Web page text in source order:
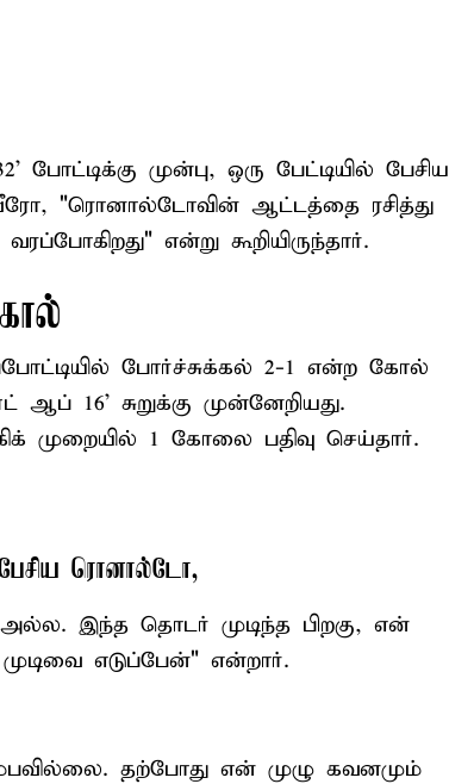
போட்டிக்கு முன்பு, ஒரு பேட்டியில் பேசிய
"ரொனால்டோவின் ஆட்டத்தை ரசித்து
என்று கூறியிருந்தார்.
போர்ச்சுக்கல் 2-1 என்ற கோல்
16' சுறுக்கு முன்னேறியது.
முறையில் 1 கோலை பதிவு செய்தார்.
பேசிய ரொனால்டோ,
இந்த தொடர் முடிந்த பிறகு, என்
எடுப்பேன்" என்றார்.
தற்போது என் முழு கவனமும்